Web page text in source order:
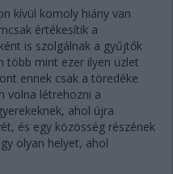
kívül komoly hiány van
értékesítik a
is szolgálnak a gyűjtők
több mint ezer ilyen üzlet
ennek csak a töredéke
volna létrehozni a
ahol újra
és egy közösség részének
olyan helyet, ahol